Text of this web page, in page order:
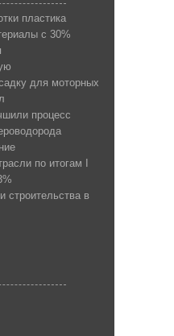
пластика
с 30%
для моторных
процесс
по итогам I
строительства в